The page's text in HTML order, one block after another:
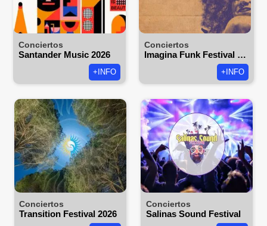
Conciertos
Santander Music 2026
+INFO
Conciertos
Imagina Funk Festival 2026
+INFO
Conciertos
Transition Festival 2026
Conciertos
Salinas Sound Festival